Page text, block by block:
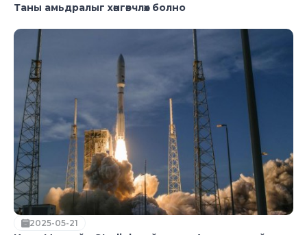
Таны амьдралыг хөнгөвчлөх болно
2025-05-21